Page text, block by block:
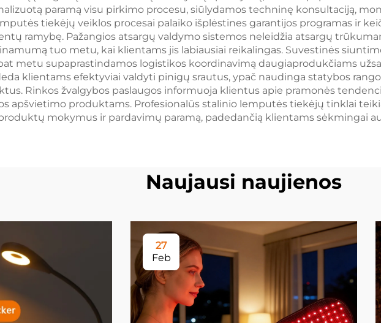
paramą visu pirkimo procesu, siūlydamos techninę konsultaciją,
tiekėjų veiklos procesai palaiko išplėstines garantijos programas ir
ramybę. Pažangios atsargų valdymo sistemos neleidžia atsargų
tuo metu, kai klientams jis labiausiai reikalingas. Suvestinės
metu supaprastindamos logistikos koordinavimą daugiaprodukčiams
klientams efektyviai valdyti pinigų srautus, ypač naudinga statybos
Rinkos žvalgybos paslaugos informuoja klientus apie pramonės
apšvietimo produktams. Profesionalūs stalinio lemputės tiekėjų tinklai
mokymus ir pardavimų paramą, padedančią klientams sėkmingai
Naujausi naujienos
27
Feb